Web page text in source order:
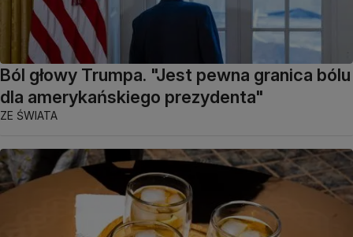
Ból głowy Trumpa. "Jest pewna granica bólu
dla amerykańskiego prezydenta"
ZE ŚWIATA